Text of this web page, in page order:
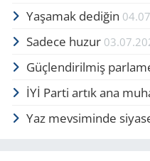
Yaşamak dediğin
Sadece huzur
Güçlendirilmiş
İYİ Parti artık ana
Yaz mevsiminde